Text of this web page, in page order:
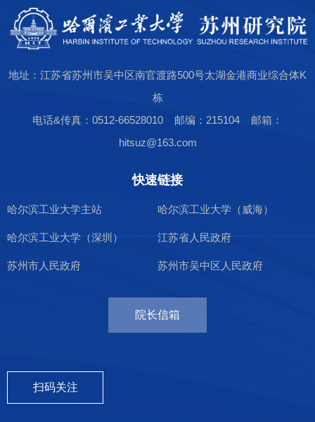
地址：江苏省苏州市吴中区南官渡路500号太湖金港商业综合体K
栋
电话&传真：0512-66528010 邮编：215104 邮箱：
hitsuz@163.com
快速链接
哈尔滨工业大学主站 哈尔滨工业大学（威海）
哈尔滨工业大学（深圳） 江苏省人民政府
苏州市人民政府 苏州市吴中区人民政府
院长信箱
扫码关注